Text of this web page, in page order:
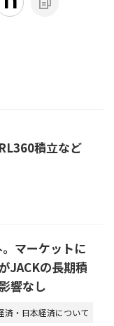
積立など
マーケットに
JACKの長期積
響なし
済・日本経済について